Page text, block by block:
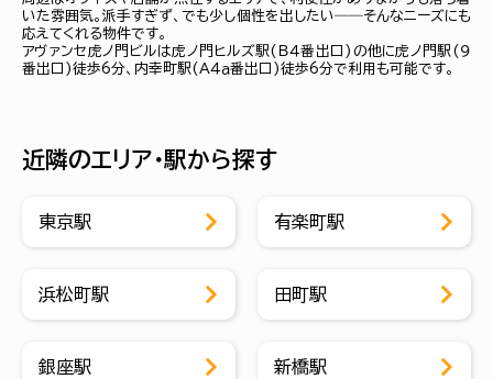
いた雰囲気。派手すぎず、でも少し個性を出したい――そんなニーズにも
応えてくれる物件です。
アヴァンセ虎ノ門ビルは虎ノ門ヒルズ駅(Ｂ４番出口)の他に虎ノ門駅(９
番出口)徒歩6分、内幸町駅(Ａ４ａ番出口)徒歩6分で利用も可能です。
近隣のエリア・駅から探す
東京駅 有楽町駅
浜松町駅 田町駅
銀座駅 新橋駅